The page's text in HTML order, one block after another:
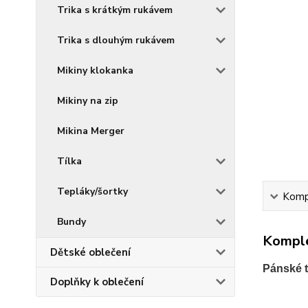
Trika s krátkým rukávem
Trika s dlouhým rukávem
Mikiny klokanka
Mikiny na zip
Mikina Merger
Tílka
Tepláky/šortky
Bundy
Dětské oblečení
Doplňky k oblečení
Pánské